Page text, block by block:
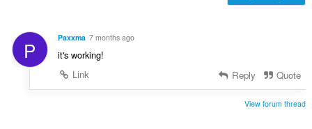
P Paxxma 7 months ago
it's working!
Link
Reply Quote
View forum thread